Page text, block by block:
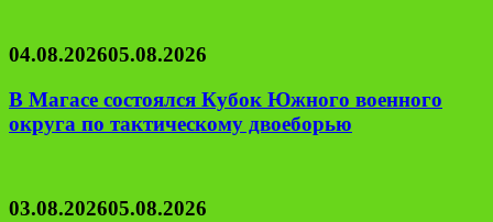
04.08.202605.08.2026
В Магасе состоялся Кубок Южного военного
округа по тактическому двоеборью
03.08.202605.08.2026